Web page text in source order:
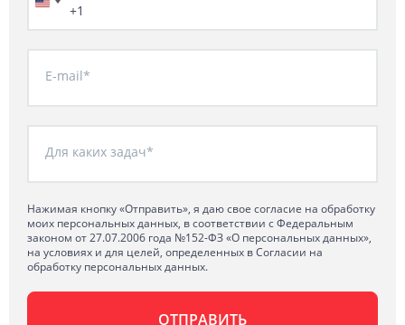
+1
E-mail*
Для каких задач*
Нажимая кнопку «Отправить», я даю свое согласие на обработку
моих персональных данных, в соответствии с Федеральным
законом от 27.07.2006 года №152-ФЗ «О персональных данных»,
на условиях и для целей, определенных в Согласии на
обработку персональных данных.